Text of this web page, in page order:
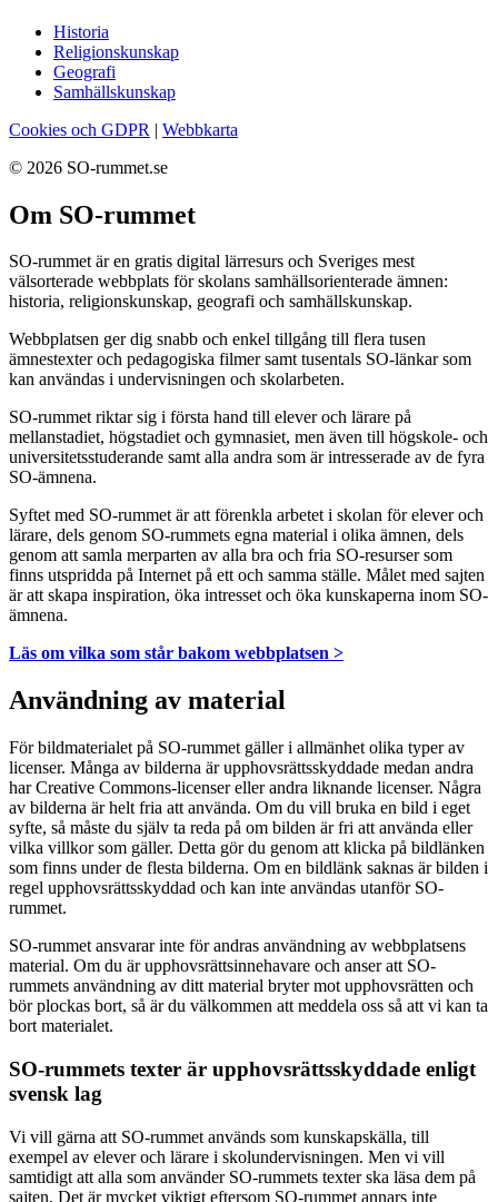
Historia
Religionskunskap
Geografi
Samhällskunskap
Cookies och GDPR | Webbkarta
© 2026 SO-rummet.se
Om SO-rummet
SO-rummet är en gratis digital lärresurs och Sveriges mest
välsorterade webbplats för skolans samhällsorienterade ämnen:
historia, religionskunskap, geografi och samhällskunskap.
Webbplatsen ger dig snabb och enkel tillgång till flera tusen
ämnestexter och pedagogiska filmer samt tusentals SO-länkar som
kan användas i undervisningen och skolarbeten.
SO-rummet riktar sig i första hand till elever och lärare på
mellanstadiet, högstadiet och gymnasiet, men även till högskole- och
universitetsstuderande samt alla andra som är intresserade av de fyra
SO-ämnena.
Syftet med SO-rummet är att förenkla arbetet i skolan för elever och
lärare, dels genom SO-rummets egna material i olika ämnen, dels
genom att samla merparten av alla bra och fria SO-resurser som
finns utspridda på Internet på ett och samma ställe. Målet med sajten
är att skapa inspiration, öka intresset och öka kunskaperna inom SO-
ämnena.
Läs om vilka som står bakom webbplatsen >
Användning av material
För bildmaterialet på SO-rummet gäller i allmänhet olika typer av
licenser. Många av bilderna är upphovsrättsskyddade medan andra
har Creative Commons-licenser eller andra liknande licenser. Några
av bilderna är helt fria att använda. Om du vill bruka en bild i eget
syfte, så måste du själv ta reda på om bilden är fri att använda eller
vilka villkor som gäller. Detta gör du genom att klicka på bildlänken
som finns under de flesta bilderna. Om en bildlänk saknas är bilden i
regel upphovsrättsskyddad och kan inte användas utanför SO-
rummet.
SO-rummet ansvarar inte för andras användning av webbplatsens
material. Om du är upphovsrättsinnehavare och anser att SO-
rummets användning av ditt material bryter mot upphovsrätten och
bör plockas bort, så är du välkommen att meddela oss så att vi kan ta
bort materialet.
SO-rummets texter är upphovsrättsskyddade enligt
svensk lag
Vi vill gärna att SO-rummet används som kunskapskälla, till
exempel av elever och lärare i skolundervisningen. Men vi vill
samtidigt att alla som använder SO-rummets texter ska läsa dem på
sajten. Det är mycket viktigt eftersom SO-rummet annars inte